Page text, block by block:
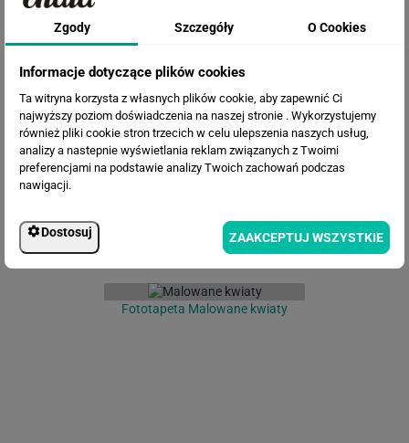
Fototapeta Linie i okręgi
Fototapeta Malowane kwiaty
Zgody Szczegóły O Cookies
Informacje dotyczące plików cookies
Ta witryna korzysta z własnych plików cookie, aby zapewnić Ci
najwyższy poziom doświadczenia na naszej stronie . Wykorzystujemy
również pliki cookie stron trzecich w celu ulepszenia naszych usług,
analizy a nastepnie wyświetlania reklam związanych z Twoimi
preferencjami na podstawie analizy Twoich zachowań podczas
nawigacji.
Dostosuj ZAAKCEPTUJ WSZYSTKIE